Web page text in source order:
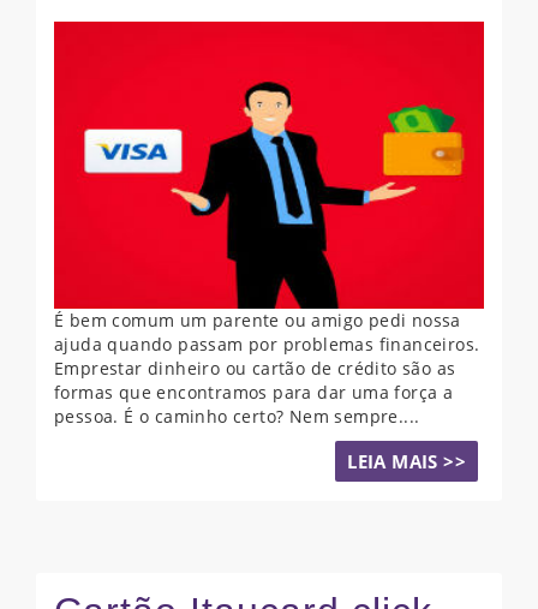
É bem comum um parente ou amigo pedi nossa
ajuda quando passam por problemas financeiros.
Emprestar dinheiro ou cartão de crédito são as
formas que encontramos para dar uma força a
pessoa. É o caminho certo? Nem sempre....
LEIA MAIS >>